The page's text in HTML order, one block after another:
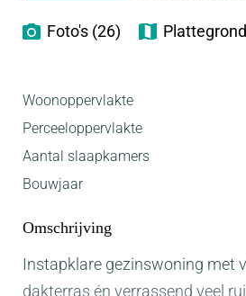
Foto's (26) Plattegrond
Woonoppervlakte
Perceeloppervlakte
Aantal slaapkamers
Bouwjaar
Omschrijving
Instapklare gezinswoning met
dakterras én verrassend veel